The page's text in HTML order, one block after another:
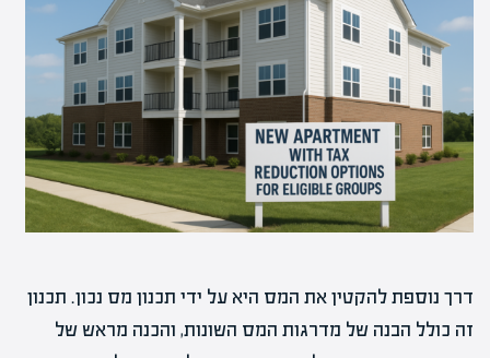
דרך נוספת להקטין את המס היא על ידי תכנון מס נכון. תכנון
זה כולל הבנה של מדרגות המס השונות, והכנה מראש של